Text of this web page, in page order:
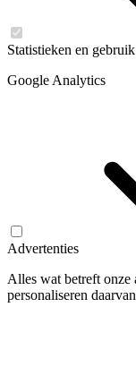
Statistieken en gebruik
Google Analytics
Advertenties
Alles wat betreft onze
personaliseren